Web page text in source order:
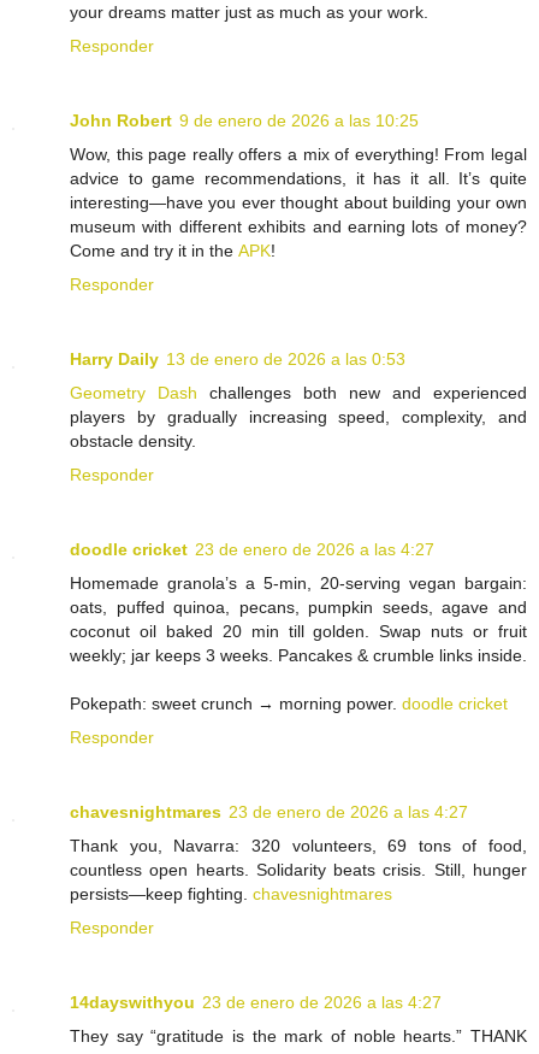
your dreams matter just as much as your work.
Responder
John Robert 9 de enero de 2026 a las 10:25
Wow, this page really offers a mix of everything! From legal
advice to game recommendations, it has it all. It’s quite
interesting—have you ever thought about building your own
museum with different exhibits and earning lots of money?
Come and try it in the APK!
Responder
Harry Daily 13 de enero de 2026 a las 0:53
Geometry Dash challenges both new and experienced
players by gradually increasing speed, complexity, and
obstacle density.
Responder
doodle cricket 23 de enero de 2026 a las 4:27
Homemade granola’s a 5-min, 20-serving vegan bargain:
oats, puffed quinoa, pecans, pumpkin seeds, agave and
coconut oil baked 20 min till golden. Swap nuts or fruit
weekly; jar keeps 3 weeks. Pancakes & crumble links inside.
Pokepath: sweet crunch → morning power. doodle cricket
Responder
chavesnightmares 23 de enero de 2026 a las 4:27
Thank you, Navarra: 320 volunteers, 69 tons of food,
countless open hearts. Solidarity beats crisis. Still, hunger
persists—keep fighting. chavesnightmares
Responder
14dayswithyou 23 de enero de 2026 a las 4:27
They say “gratitude is the mark of noble hearts.” THANK